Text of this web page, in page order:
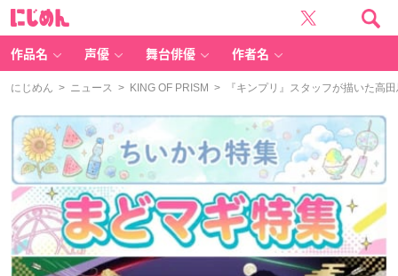
作品名 声優 舞台俳優 作者名
にじめん > ニュース > KING OF PRISM > 『キンプリ』スタッフが描いた高